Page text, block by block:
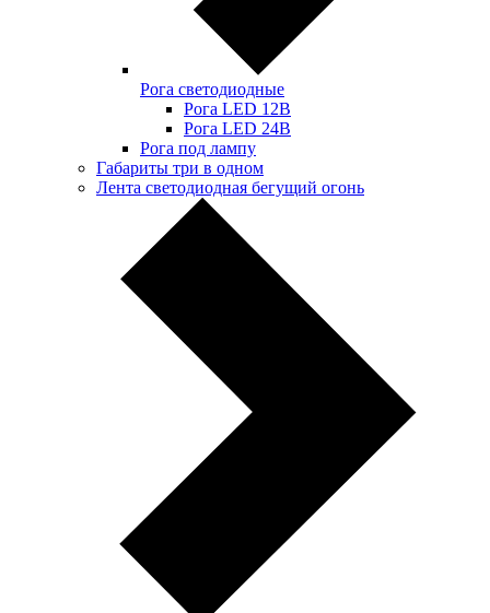
Рога светодиодные
Рога LED 12В
Рога LED 24В
Рога под лампу
Габариты три в одном
Лента светодиодная бегущий огонь